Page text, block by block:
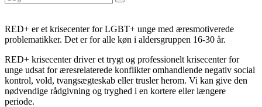
RED+ er et krisecenter for LGBT+ unge med æresmotiverede
problematikker. Det er for alle køn i aldersgruppen 16-30 år.
RED+ krisecenter driver et trygt og professionelt krisecenter for
unge udsat for æresrelaterede konflikter omhandlende negativ social
kontrol, vold, tvangsægteskab eller trusler herom. Vi kan give den
nødvendige rådgivning og tryghed i en kortere eller længere
periode.